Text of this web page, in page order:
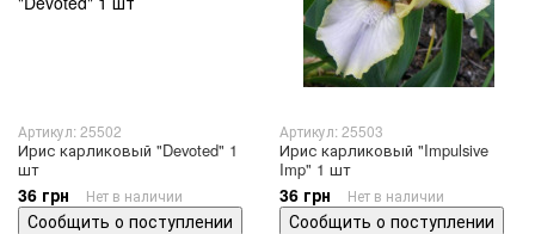
Артикул: 25502
Ирис карликовый "Devoted" 1
шт
36 грн Нет в наличии
Сообщить о поступлении
Артикул: 25503
Ирис карликовый "Impulsive
Imp" 1 шт
36 грн Нет в наличии
Сообщить о поступлении